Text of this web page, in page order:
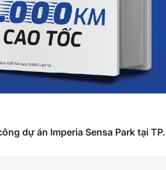
dự án Imperia Sensa Park tại